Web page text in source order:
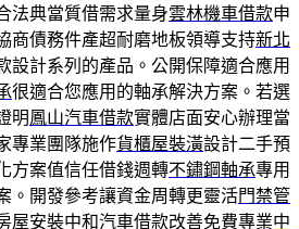
法典當質借需求量身雲林機車借款申
商債務件產超耐磨地板領導支持新北
設計系列的產品。公開保障適合應用
很適合您應用的軸承解決方案。若選
明鳳山汽車借款實體店面安心辦理當
專業團隊施作貨櫃屋裝潢設計二手預
方案值信任借錢週轉不鏽鋼軸承專用
。開發參考讓資金周轉更靈活門禁管
屋安裝中和汽車借款改善免費專業中